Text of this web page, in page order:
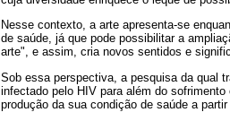
Nesse contexto, a arte apresenta-se
de saúde, já que pode possibilitar a
arte", e assim, cria novos sentidos e
Sob essa perspectiva, a pesquisa da qual
infectado pelo HIV para além do
produção da sua condição de saúde a